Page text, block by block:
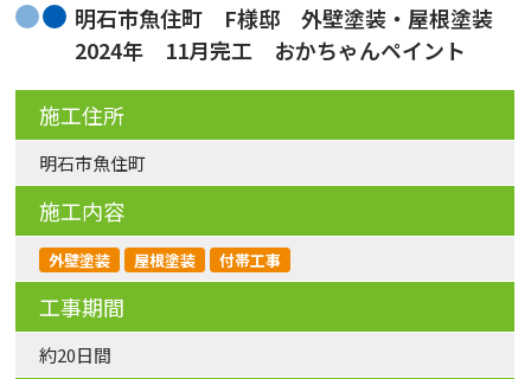
明石市魚住町 F様邸 外壁塗装・屋根塗装
2024年 11月完工 おかちゃんペイント
施工住所
明石市魚住町
施工内容
外壁塗装 屋根塗装 付帯工事
工事期間
約20日間